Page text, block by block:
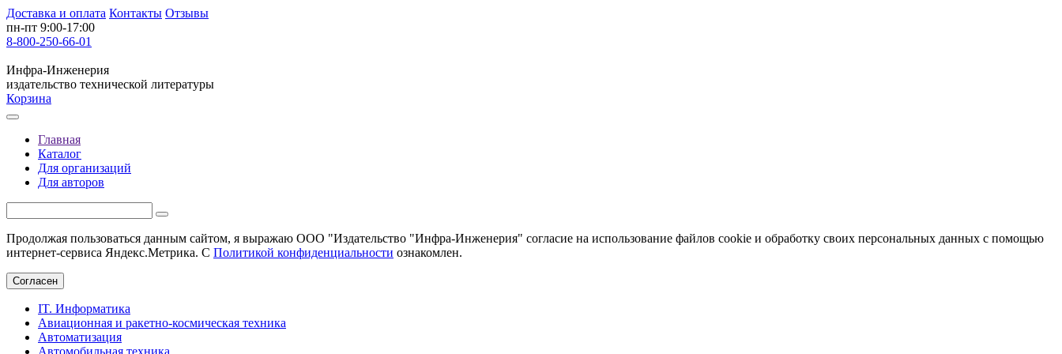
Доставка и оплата Контакты Отзывы
пн-пт 9:00-17:00
8-800-250-66-01
Инфра-Инженерия
издательство технической литературы
Корзина
Главная
Каталог
Для организаций
Для авторов
Продолжая пользоваться данным сайтом, я выражаю ООО "Издательство "Инфра-Инженерия" согласие на использование файлов cookie и обработку своих персональных данных с помощью
интернет-сервиса Яндекс.Метрика. С Политикой конфиденциальности ознакомлен.
Согласен
IT. Информатика
Авиационная и ракетно-космическая техника
Автоматизация
Автомобильная техника